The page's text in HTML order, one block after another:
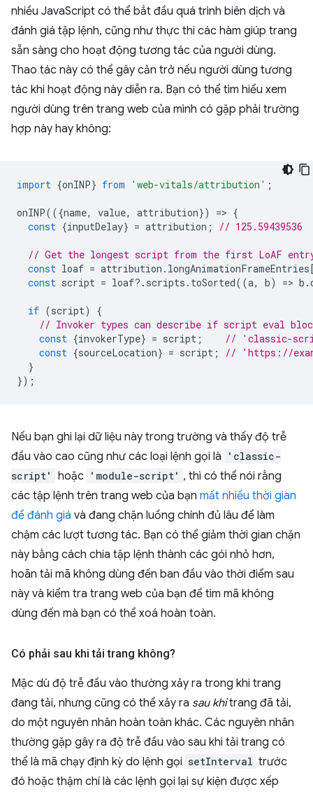
nhiều JavaScript có thể bắt đầu quá trình biên dịch và
đánh giá tập lệnh, cũng như thực thi các hàm giúp trang
sẵn sàng cho hoạt động tương tác của người dùng.
Thao tác này có thể gây cản trở nếu người dùng tương
tác khi hoạt động này diễn ra. Bạn có thể tìm hiểu xem
người dùng trên trang web của mình có gặp phải trường
hợp này hay không:
import {onINP} from 'web-vitals/attribution' ;
onINP(({name, value, attribution}) => {
const {inputDelay} = attribution ; // 125.59439536
// Get the longest script from the first LoAF
const loaf = attribution . longAnimationFrameEntries
const script = loaf? . scripts . toSorted((a, b) => b .
if (script)
{
// Invoker types can describe if script eval
const {invokerType} = script ;
// 'classic-
const {sourceLocation} = script ;
// 'https://
}
});
Nếu bạn ghi lại dữ liệu này trong trường và thấy độ trễ
đầu vào cao cũng như các loại lệnh gọi là
'classic-
script'
hoặc 'module-script' , thì có thể nói rằng
các tập lệnh trên trang web của bạn mất nhiều thời gian
để đánh giá và đang chặn luồng chính đủ lâu để làm
chậm các lượt tương tác. Bạn có thể giảm thời gian chặn
này bằng cách chia tập lệnh thành các gói nhỏ hơn,
hoãn tải mã không dùng đến ban đầu vào thời điểm sau
này và kiểm tra trang web của bạn để tìm mã không
dùng đến mà bạn có thể xoá hoàn toàn.
Có phải sau khi tải trang không?
Mặc dù độ trễ đầu vào thường xảy ra trong khi trang
đang tải, nhưng cũng có thể xảy ra sau khitrang đã tải,
do một nguyên nhân hoàn toàn khác. Các nguyên nhân
thường gặp gây ra độ trễ đầu vào sau khi tải trang có
thể là mã chạy định kỳ do lệnh gọi setInterval trước
đó hoặc thậm chí là các lệnh gọi lại sự kiện được xếp